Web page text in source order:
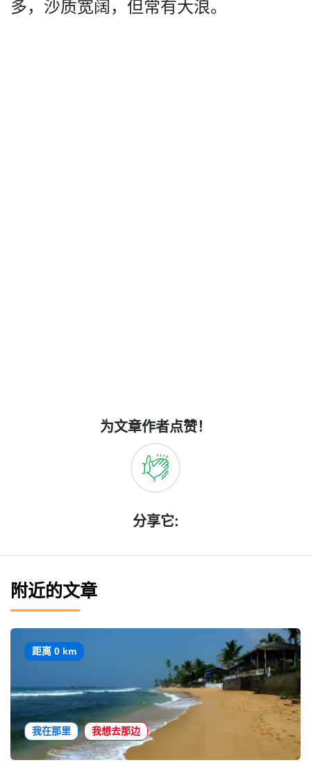
多，沙质宽阔，但常有大浪。
为文章作者点赞！
分享它:
附近的文章
距离 0 km
我在那里 我想去那边